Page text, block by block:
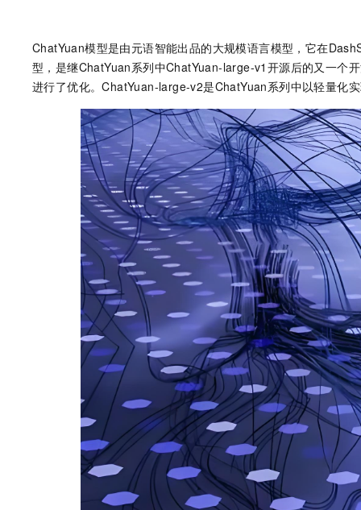
ChatYuan模型是由元语智能出品的大规模语言模型，它在
型，是继ChatYuan系列中ChatYuan-large-v1开源后的又一个
进行了优化。ChatYuan-large-v2是ChatYuan系列中以轻量化